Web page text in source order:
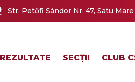
Str. Petőfi Sándor Nr. 47, Satu Mare
REZULTATE SECȚII CLUB